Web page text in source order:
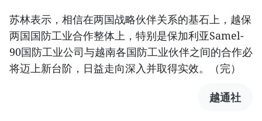
苏林表示，相信在两国战略伙伴关系的基石上，越保
两国国防工业合作整体上，特别是保加利亚Samel-
90国防工业公司与越南各国防工业伙伴之间的合作必
将迈上新台阶，日益走向深入并取得实效。（完）
越通社